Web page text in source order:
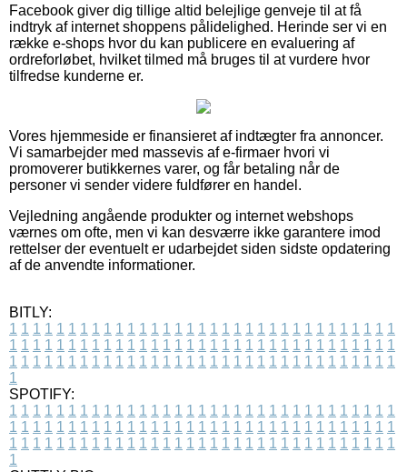
Facebook giver dig tillige altid belejlige genveje til at få
indtryk af internet shoppens pålidelighed. Herinde ser vi en
række e-shops hvor du kan publicere en evaluering af
ordreforløbet, hvilket tilmed må bruges til at vurdere hvor
tilfredse kunderne er.
Vores hjemmeside er finansieret af indtægter fra annoncer.
Vi samarbejder med massevis af e-firmaer hvori vi
promoverer butikkernes varer, og får betaling når de
personer vi sender videre fuldfører en handel.
Vejledning angående produkter og internet webshops
værnes om ofte, men vi kan desværre ikke garantere imod
rettelser der eventuelt er udarbejdet siden sidste opdatering
af de anvendte informationer.
BITLY:
1 1 1 1 1 1 1 1 1 1 1 1 1 1 1 1 1 1 1 1 1 1 1 1 1 1 1 1 1 1 1 1 1
1 1 1 1 1 1 1 1 1 1 1 1 1 1 1 1 1 1 1 1 1 1 1 1 1 1 1 1 1 1 1 1 1
1 1 1 1 1 1 1 1 1 1 1 1 1 1 1 1 1 1 1 1 1 1 1 1 1 1 1 1 1 1 1 1 1
1
SPOTIFY:
1 1 1 1 1 1 1 1 1 1 1 1 1 1 1 1 1 1 1 1 1 1 1 1 1 1 1 1 1 1 1 1 1
1 1 1 1 1 1 1 1 1 1 1 1 1 1 1 1 1 1 1 1 1 1 1 1 1 1 1 1 1 1 1 1 1
1 1 1 1 1 1 1 1 1 1 1 1 1 1 1 1 1 1 1 1 1 1 1 1 1 1 1 1 1 1 1 1 1
1